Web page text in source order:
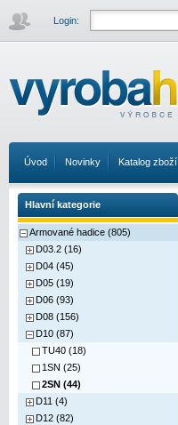
Login:
Úvod Novinky Katalog zboží
Hlavní kategorie
Armované hadice (805)
D03.2 (16)
D04 (45)
D05 (19)
D06 (93)
D08 (156)
D10 (87)
TU40 (18)
1SN (25)
2SN (44)
D11 (4)
D12 (82)